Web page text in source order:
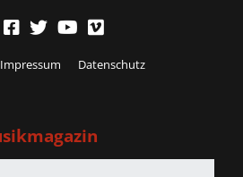
Impressum Datenschutz